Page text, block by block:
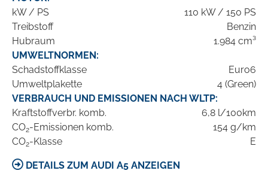
kW / PS
110 kW / 150 PS
Treibstoff
Benzin
Hubraum
1.984 cm³
UMWELTNORMEN:
Schadstoffklasse
Euro6
Umweltplakette
4 (Green)
VERBRAUCH UND EMISSIONEN NACH WLTP:
Kraftstoffverbr. komb.
6,8 l/100km
CO2-Emissionen komb.
154 g/km
CO2-Klasse E
DETAILS ZUM AUDI A5 ANZEIGEN